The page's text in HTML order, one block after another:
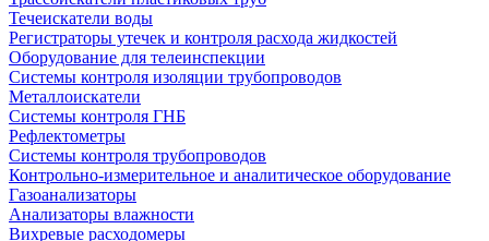
Течеискатели воды
Регистраторы утечек и контроля расхода жидкостей
Оборудование для телеинспекции
Cистемы контроля изоляции трубопроводов
Металлоискатели
Системы контроля ГНБ
Рефлектометры
Системы контроля трубопроводов
Контрольно-измерительное и аналитическое оборудование
Газоанализаторы
Анализаторы влажности
Вихревые расходомеры